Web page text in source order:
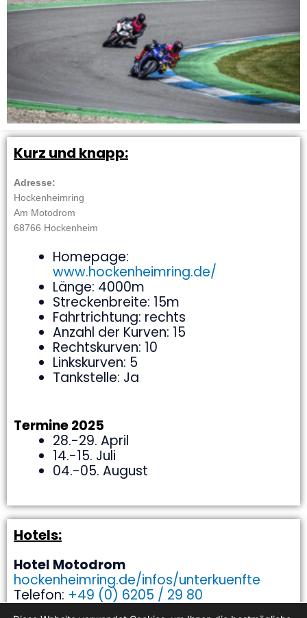
Kurz und knapp:
Adresse:
Hockenheimring
Am Motodrom
68766 Hockenheim
Homepage:
www.hockenheimring.de/
Länge: 4000m
Streckenbreite: 15m
Fahrtrichtung: rechts
Anzahl der Kurven: 15
Rechtskurven: 10
Linkskurven: 5
Tankstelle: Ja
Termine 2025
28.-29. April
14.-15. Juli
04.-05. August
Hotels:
Hotel Motodrom
hockenheimring.de/infos/unterkuenfte
Telefon: +49 (0) 6205 / 29 80